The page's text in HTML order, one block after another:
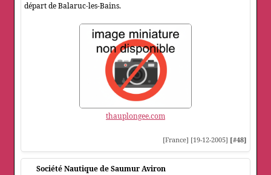
départ de Balaruc-les-Bains.
thauplongee.com
[France] [19-12-2005] [#48]
Société Nautique de Saumur Aviron